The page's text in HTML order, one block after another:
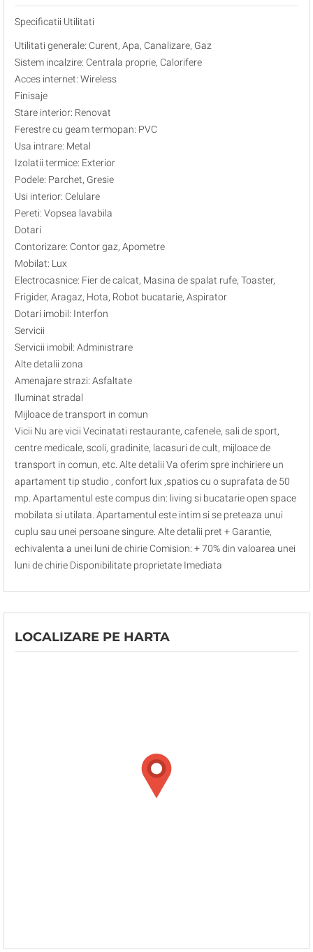
Specificatii Utilitati
Utilitati generale: Curent, Apa, Canalizare, Gaz
Sistem incalzire: Centrala proprie, Calorifere
Acces internet: Wireless
Finisaje
Stare interior: Renovat
Ferestre cu geam termopan: PVC
Usa intrare: Metal
Izolatii termice: Exterior
Podele: Parchet, Gresie
Usi interior: Celulare
Pereti: Vopsea lavabila
Dotari
Contorizare: Contor gaz, Apometre
Mobilat: Lux
Electrocasnice: Fier de calcat, Masina de spalat rufe, Toaster,
Frigider, Aragaz, Hota, Robot bucatarie, Aspirator
Dotari imobil: Interfon
Servicii
Servicii imobil: Administrare
Alte detalii zona
Amenajare strazi: Asfaltate
Iluminat stradal
Mijloace de transport in comun
Vicii Nu are vicii Vecinatati restaurante, cafenele, sali de sport,
centre medicale, scoli, gradinite, lacasuri de cult, mijloace de
transport in comun, etc. Alte detalii Va oferim spre inchiriere un
apartament tip studio , confort lux ,spatios cu o suprafata de 50
mp. Apartamentul este compus din: living si bucatarie open space
mobilata si utilata. Apartamentul este intim si se preteaza unui
cuplu sau unei persoane singure. Alte detalii pret + Garantie,
echivalenta a unei luni de chirie Comision: + 70% din valoarea unei
luni de chirie Disponibilitate proprietate Imediata
LOCALIZARE PE HARTA